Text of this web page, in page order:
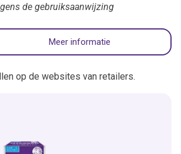
de gebruiksaanwijzing
Meer informatie
op de websites van retailers.